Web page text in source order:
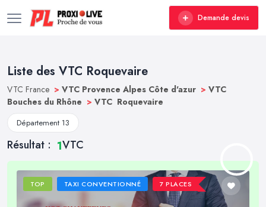
Demande devis
Liste des VTC Roquevaire
VTC France > VTC Provence Alpes Côte d'azur > VTC
Bouches du Rhône > VTC Roquevaire
Département 13
Résultat : 1VTC
TOP TAXI CONVENTIONNÉ 7 PLACES